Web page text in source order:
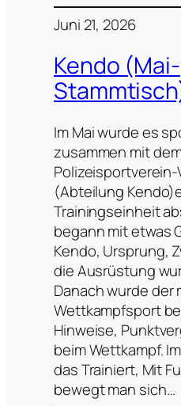
Juni 21, 2026
Kendo (Mai-
Im Mai wurde es
zusammen mit
(Abteilung
Trainingseinheit
begann mit etwas
Kendo, Ursprung,
die Ausrüstung
Danach wurde der
Wettkampfsport
Hinweise,
beim Wettkampf.
das Trainiert, Mit
bewegt man sich…